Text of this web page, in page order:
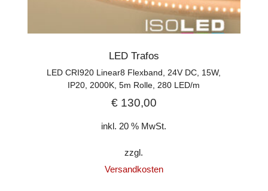
LED Trafos
LED CRI920 Linear8 Flexband, 24V DC, 15W,
IP20, 2000K, 5m Rolle, 280 LED/m
€130,00
inkl. 20 % MwSt.
zzgl.
Versandkosten